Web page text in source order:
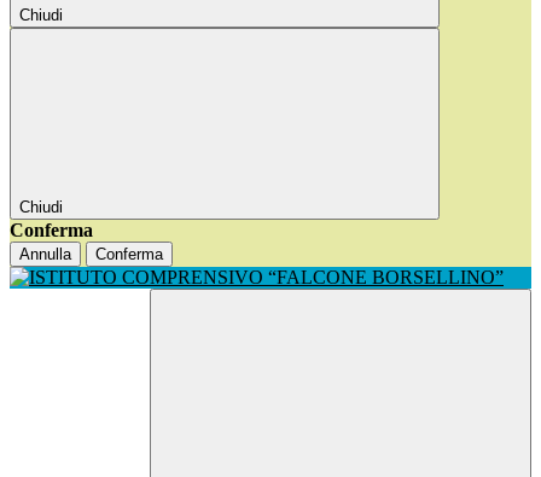
Chiudi
Chiudi
Conferma
Annulla Conferma